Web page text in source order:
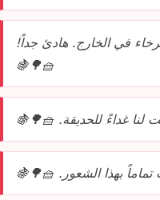
في الخارج. هادئ جداً!
🧺🌳🍇
لنا غداءً للحديقة. 🧺🌳🍇
بهذا الشعور. 🧺🌳🍇